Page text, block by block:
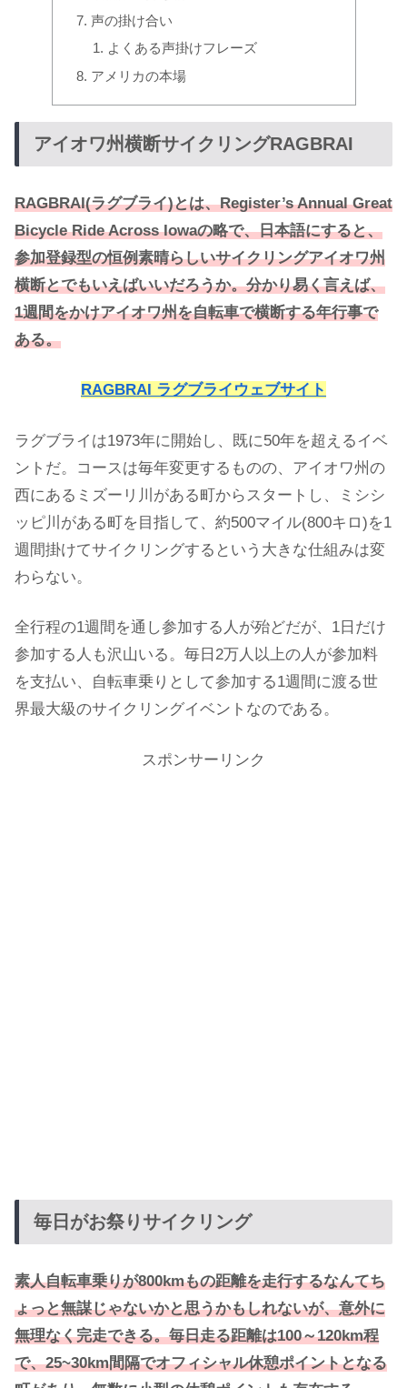
声の掛け合い
よくある声掛けフレーズ
アメリカの本場
アイオワ州横断サイクリングRAGBRAI
RAGBRAI(ラグブライ)とは、Register’s Annual Great
Bicycle Ride Across Iowaの略で、日本語にすると、
参加登録型の恒例素晴らしいサイクリングアイオワ州
横断とでもいえばいいだろうか。分かり易く言えば、
1週間をかけアイオワ州を自転車で横断する年行事で
ある。
RAGBRAI ラグブライウェブサイト
ラグブライは1973年に開始し、既に50年を超えるイベ
ントだ。コースは毎年変更するものの、アイオワ州の
西にあるミズーリ川がある町からスタートし、ミシシ
ッピ川がある町を目指して、約500マイル(800キロ)を1
週間掛けてサイクリングするという大きな仕組みは変
わらない。
全行程の1週間を通し参加する人が殆どだが、1日だけ
参加する人も沢山いる。毎日2万人以上の人が参加料
を支払い、自転車乗りとして参加する1週間に渡る世
界最大級のサイクリングイベントなのである。
スポンサーリンク
毎日がお祭りサイクリング
素人自転車乗りが800kmもの距離を走行するなんてち
ょっと無謀じゃないかと思うかもしれないが、意外に
無理なく完走できる。毎日走る距離は100～120km程
で、25~30km間隔でオフィシャル休憩ポイントとなる